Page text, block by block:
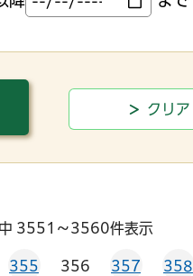
3551～3560件表示
355 356 357 358